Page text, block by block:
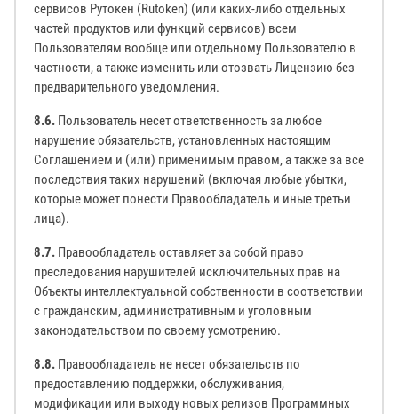
сервисов Рутокен (Rutoken) (или каких-либо отдельных
частей продуктов или функций сервисов) всем
Пользователям вообще или отдельному Пользователю в
частности, а также изменить или отозвать Лицензию без
предварительного уведомления.
8.6. Пользователь несет ответственность за любое
нарушение обязательств, установленных настоящим
Соглашением и (или) применимым правом, а также за все
последствия таких нарушений (включая любые убытки,
которые может понести Правообладатель и иные третьи
лица).
8.7. Правообладатель оставляет за собой право
преследования нарушителей исключительных прав на
Объекты интеллектуальной собственности в соответствии
с гражданским, административным и уголовным
законодательством по своему усмотрению.
8.8. Правообладатель не несет обязательств по
предоставлению поддержки, обслуживания,
модификации или выходу новых релизов Программных